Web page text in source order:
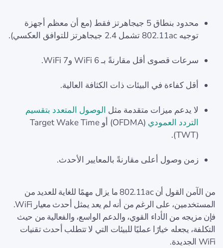
محدود بنطاق 5 جيجاهرتز فقط (مع أن معظم أجهزة
توجيه 802.11ac تشمل 2.4 جيجاهرتز للتوافق العكسي).
سرعات قصوى أقل مقارنةً بـ WiFi 6 وWiFi 7.
أقل كفاءة في البيئات ذات الكثافة العالية.
لا يدعم ميزات متقدمة مثل الوصول المتعدد بتقسيم
التردد العمودي
(OFDMA) أو Target Wake Time
(TWT).
زمن وصول أعلى مقارنةً بالمعايير الأحدث.
من الآمن القول أن 802.11ac ما يزال مهمًا للغاية للعديد من
المستخدمين، على الرغم من أنه لم يعد يمثل أحدث معيار WiFi.
فإن مزيجه من الأداء القوي، والدعم الواسع، والفعالية من حيث
التكلفة، يجعله خيارًا عمليًا للبيئات التي لا تتطلب أحدث تقنيات
WiFi الجديدة.